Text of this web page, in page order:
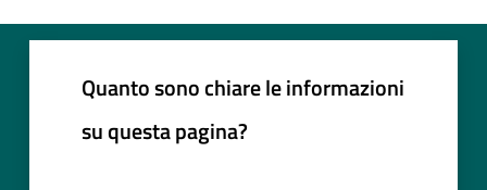
Quanto sono chiare le informazioni
su questa pagina?